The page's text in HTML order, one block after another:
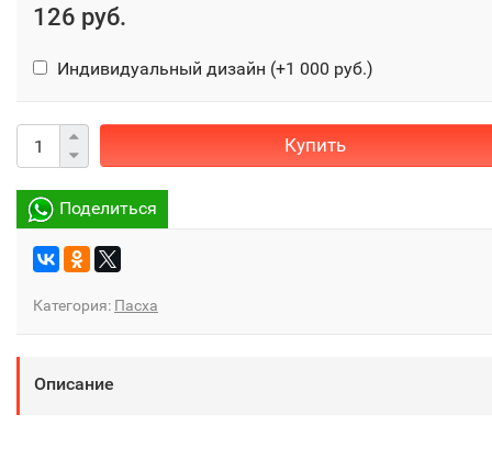
126 руб.
Индивидуальный дизайн (+1 000 руб.)
Купить
Поделиться
Категория: Пасха
Описание